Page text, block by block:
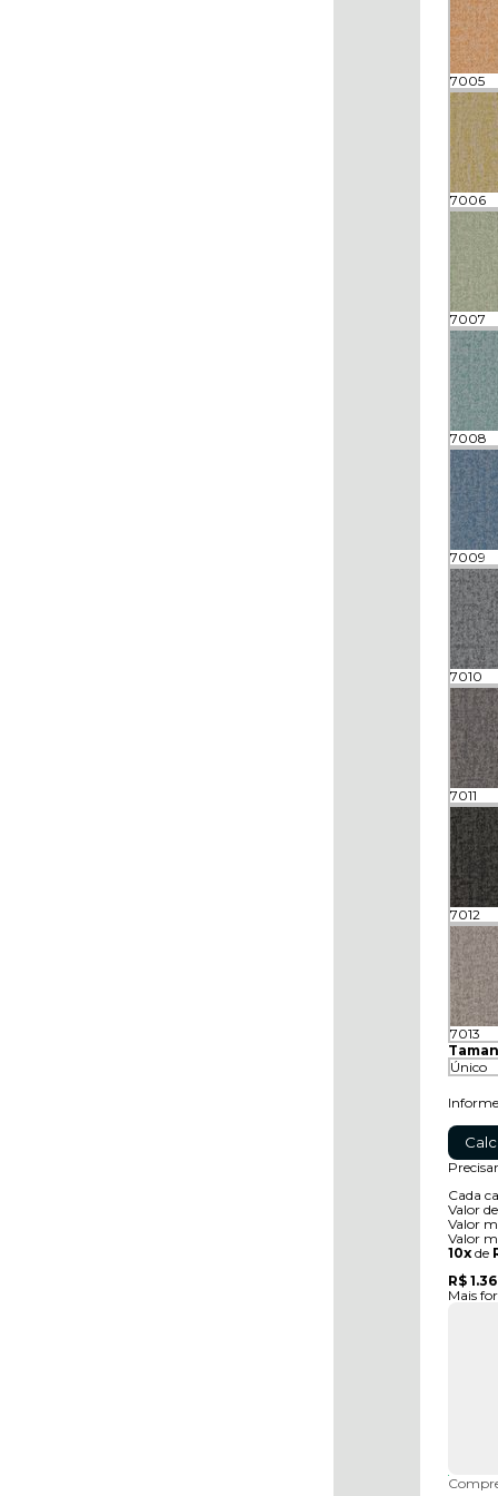
7005
7006
7007
7008
7009
7010
7011
7012
7013
Único
Cada
Valor
Valor
Valor
10xde
R$
Mais